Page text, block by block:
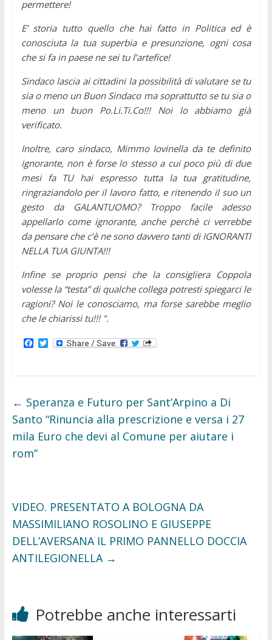
permettere!
E’ storia tutto quello che hai fatto in Politica ed è
conosciuta la tua superbia e presunzione, ogni cosa
che si fa in paese ne sei tu l’artefice!
Sindaco lascia ai cittadini la possibilità di valutare se tu
sia o meno un Buon Sindaco ma soprattutto se tu sia o
meno un buon Po.Li.Ti.Co!!! Noi lo abbiamo già
verificato.
Inoltre, caro sindaco, Mimmo Iovinella da te definito
ignorante, non è forse lo stesso a cui poco più di due
mesi fa TU hai espresso tutta la tua gratitudine,
ringraziandolo per il lavoro fatto, e ritenendo il suo un
gesto da GALANTUOMO? Troppo facile adesso
appellarlo come ignorante, anche perchè ci verrebbe
da pensare che c’è ne sono davvero tanti di IGNORANTI
NELLA TUA GIUNTA!!!
Infine se proprio pensi che la consigliera Coppola
volesse la “testa” di qualche collega potresti spiegarci le
ragioni? Noi le conosciamo, ma forse sarebbe meglio
che le chiarissi tu!!! ".
F
o
k
T
r
← Speranza e Futuro per Sant’Arpino a Di
Santo “Rinuncia alla prescrizione e versa i 27
mila Euro che devi al Comune per aiutare i
rom”
VIDEO. PRESENTATO A BOLOGNA DA
MASSIMILIANO ROSOLINO E GIUSEPPE
DELL’AVERSANA IL PRIMO PANNELLO DOCCIA
ANTILEGIONELLA →
Potrebbe anche interessarti